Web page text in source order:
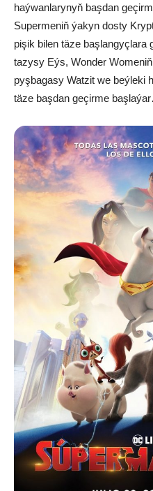
haýwanlarynyň başdan
Supermeniň ýakyn dosty
pişik bilen täze başlangyçlara
tazysy Eýs, Wonder
pyşbagasy Watzit we beýleki
täze başdan geçirme